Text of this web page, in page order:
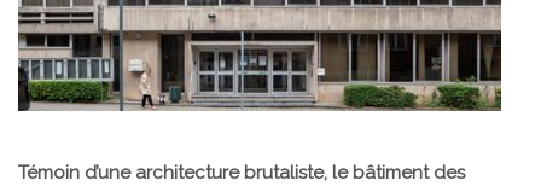
Témoin d’une architecture brutaliste, le bâtiment des